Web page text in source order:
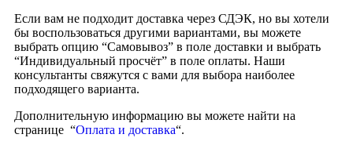
Если вам не подходит доставка через СДЭК, но вы хотели
бы воспользоваться другими вариантами, вы можете
выбрать опцию “Самовывоз” в поле доставки и выбрать
“Индивидуальный просчёт” в поле оплаты. Наши
консультанты свяжутся с вами для выбора наиболее
подходящего варианта.
Дополнительную информацию вы можете найти на
странице “Оплата и доставка“.